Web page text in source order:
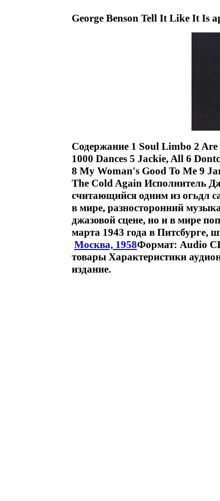
George Benson Tell It Like It Is
Содержание 1 Soul Limbo 2
1000 Dances 5 Jackie, All 6
8 My Woman's Good To Me 9
The Cold Again Исполнитель
считающийся одним из огьдл
в мире, разносторонний
джазовой сцене, но и в мире
марта 1943 года в
Москва, 1958Формат: Audio
товары Характеристики
издание.